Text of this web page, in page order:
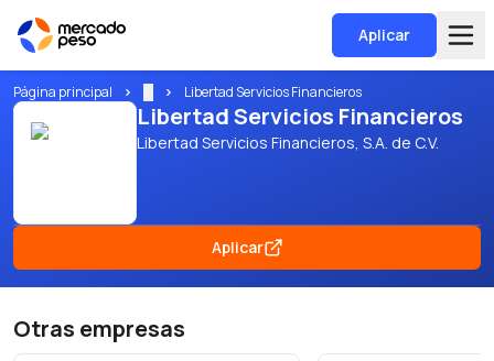
Aplicar
Página principal Libertad Servicios Financieros
Libertad Servicios Financieros
Libertad Servicios Financieros, S.A. de C.V.
Aplicar
Otras empresas